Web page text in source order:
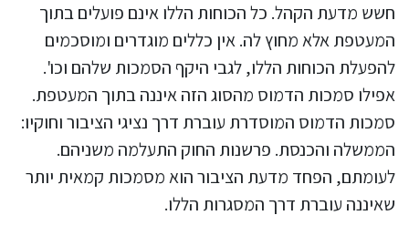
חשש מדעת הקהל. כל הכוחות הללו אינם פועלים בתוך
המעטפת אלא מחוץ לה. אין כללים מוגדרים ומוסכמים
להפעלת הכוחות הללו, לגבי היקף הסמכות שלהם וכו'.
אפילו סמכות הדמוס מהסוג הזה איננה בתוך המעטפת.
סמכות הדמוס המוסדרת עוברת דרך נציגי הציבור וחוקיו:
הממשלה והכנסת. פרשנות החוק התעלמה משניהם.
לעומתם, הפחד מדעת הציבור הוא מסמכות קמאית יותר
שאיננה עוברת דרך המסגרות הללו.